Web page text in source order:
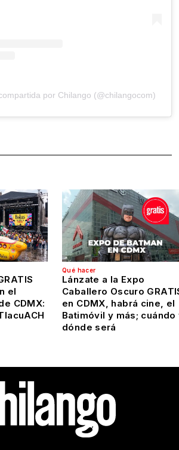
por Chilango (@chilangocom)
el
CDMX:
Qué hacer
Lánzate a la Expo
Caballero Oscuro
en CDMX, habrá cine, el
Batimóvil y más; cuándo
dónde será